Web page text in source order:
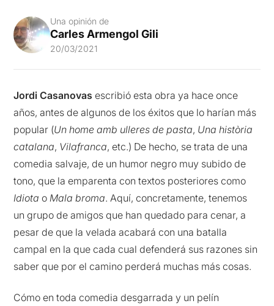
Una opinión de
Carles Armengol Gili
20/03/2021
Jordi Casanovas escribió esta obra ya hace once
años, antes de algunos de los éxitos que lo harían más
popular (Un home amb ulleres de pasta, Una història
catalana, Vilafranca, etc.) De hecho, se trata de una
comedia salvaje, de un humor negro muy subido de
tono, que la emparenta con textos posteriores como
Idiota oMala broma. Aquí, concretamente, tenemos
un grupo de amigos que han quedado para cenar, a
pesar de que la velada acabará con una batalla
campal en la que cada cual defenderá sus razones sin
saber que por el camino perderá muchas más cosas.
Cómo en toda comedia desgarrada y un pelín